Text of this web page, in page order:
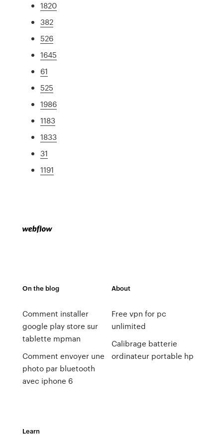
1820
382
526
1645
61
525
1986
1183
1833
31
1191
On the blog
Comment installer
google play store sur
tablette mpman
Comment envoyer une
photo par bluetooth
avec iphone 6
About
Free vpn for pc
unlimited
Calibrage batterie
ordinateur portable hp
Learn